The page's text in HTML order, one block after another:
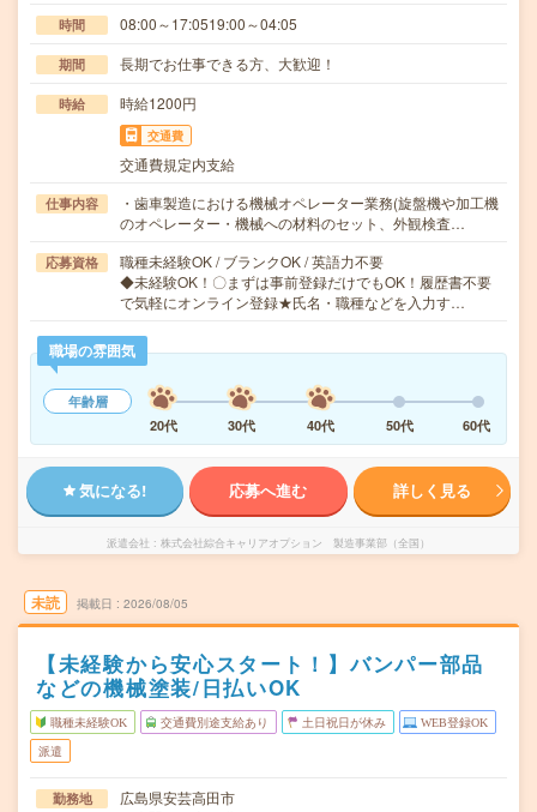
時間 08:00～17:0519:00～04:05
期間 長期でお仕事できる方、大歓迎！
時給 時給1200円
交通費
交通費規定内支給
仕事内容
・歯車製造における機械オペレーター業務(旋盤機や加工機
のオペレーター・機械への材料のセット、外観検査…
応募資格
職種未経験OK / ブランクOK / 英語力不要
◆未経験OK！〇まずは事前登録だけでもOK！履歴書不要
で気軽にオンライン登録★氏名・職種などを入力す…
職場の雰囲気
年齢層
20代
30代 40代 50代 60代
気になる! 応募へ進む 詳しく見る
派遣会社 株式会社綜合キャリアオプション 製造事業部（全国）
未読 掲載日 2026/08/05
【未経験から安心スタート！】バンパー部品
などの機械塗装/日払いOK
職種未経験OK 交通費別途支給あり 土日祝日が休み WEB登録OK
派遣
勤務地
広島県安芸高田市